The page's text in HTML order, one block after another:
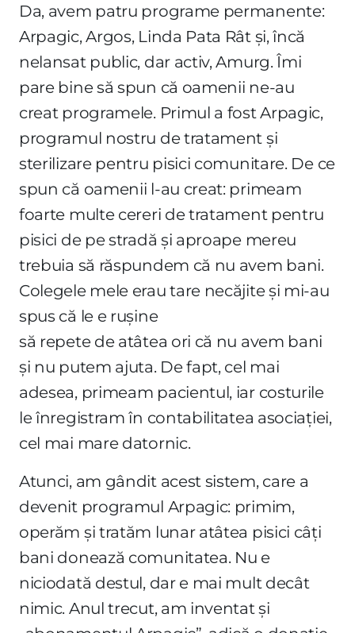
Da, avem patru programe permanente:
Arpagic, Argos, Linda Pata Rât și, încă
nelansat public, dar activ, Amurg. Îmi
pare bine să spun că oamenii ne-au
creat programele. Primul a fost Arpagic,
programul nostru de tratament și
sterilizare pentru pisici comunitare. De ce
spun că oamenii l-au creat: primeam
foarte multe cereri de tratament pentru
pisici de pe stradă și aproape mereu
trebuia să răspundem că nu avem bani.
Colegele mele erau tare necăjite și mi-au
spus că le e rușine
să repete de atâtea ori că nu avem bani
și nu putem ajuta. De fapt, cel mai
adesea, primeam pacientul, iar costurile
le înregistram în contabilitatea asociației,
cel mai mare datornic.
Atunci, am gândit acest sistem, care a
devenit programul Arpagic: primim,
operăm și tratăm lunar atâtea pisici câți
bani donează comunitatea. Nu e
niciodată destul, dar e mai mult decât
nimic. Anul trecut, am inventat și